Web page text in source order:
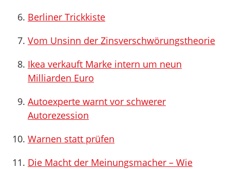
Berliner Trickkiste
Vom Unsinn der Zinsverschwörungstheorie
Ikea verkauft Marke intern um neun
Milliarden Euro
Autoexperte warnt vor schwerer
Autorezession
Warnen statt prüfen
Die Macht der Meinungsmacher – Wie